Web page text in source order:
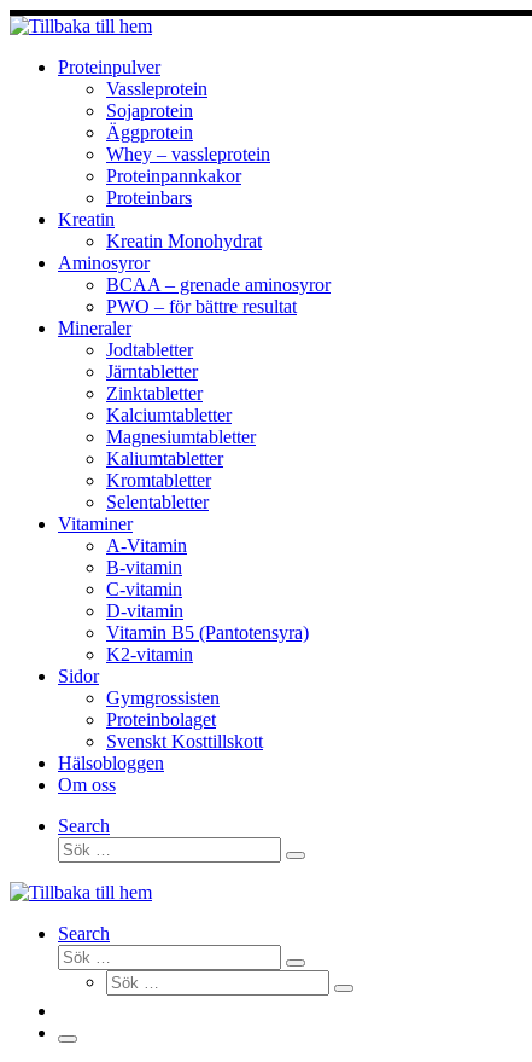
Hoppa
till
innehållProteinpulver
Vassleprotein
Sojaprotein
Äggprotein
Whey – vassleprotein
Proteinpannkakor
Proteinbars
Kreatin
Kreatin Monohydrat
Aminosyror
BCAA – grenade aminosyror
PWO – för bättre resultat
Mineraler
Jodtabletter
Järntabletter
Zinktabletter
Kalciumtabletter
Magnesiumtabletter
Kaliumtabletter
Kromtabletter
Selentabletter
Vitaminer
A-Vitamin
B-vitamin
C-vitamin
D-vitamin
Vitamin B5 (Pantotensyra)
K2-vitamin
Sidor
Gymgrossisten
Proteinbolaget
Svenskt Kosttillskott
Hälsobloggen
Om oss
Search
Sök
Sök
Search
Sök
Sök
Sök
Sök
Meny